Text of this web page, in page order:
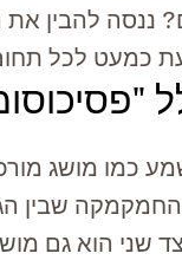
ננסה להבין את
כמעט לכל
כמו מושג
שבין
שני הוא גם